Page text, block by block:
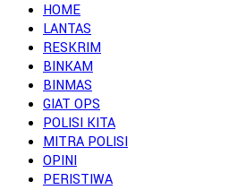
HOME
LANTAS
RESKRIM
BINKAM
BINMAS
GIAT OPS
POLISI KITA
MITRA POLISI
OPINI
PERISTIWA